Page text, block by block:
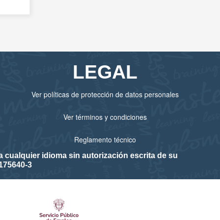
LEGAL
Ver políticas de protección de datos personales
Ver términos y condiciones
Reglamento técnico
cualquier idioma sin autorización escrita de su
3